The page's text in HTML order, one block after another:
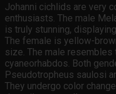
Johanni cichlids are very
enthusiasts. The male
is truly stunning,
The female is yellow-
size. The male
cyaneorhabdos. Both
Pseudotropheus saulosi
They undergo color